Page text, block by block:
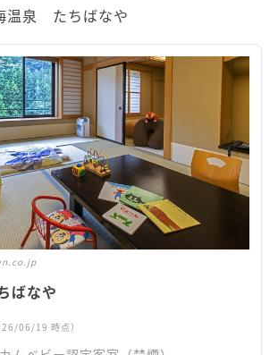
温泉 たちばなや
ばなや
06/19 時点）